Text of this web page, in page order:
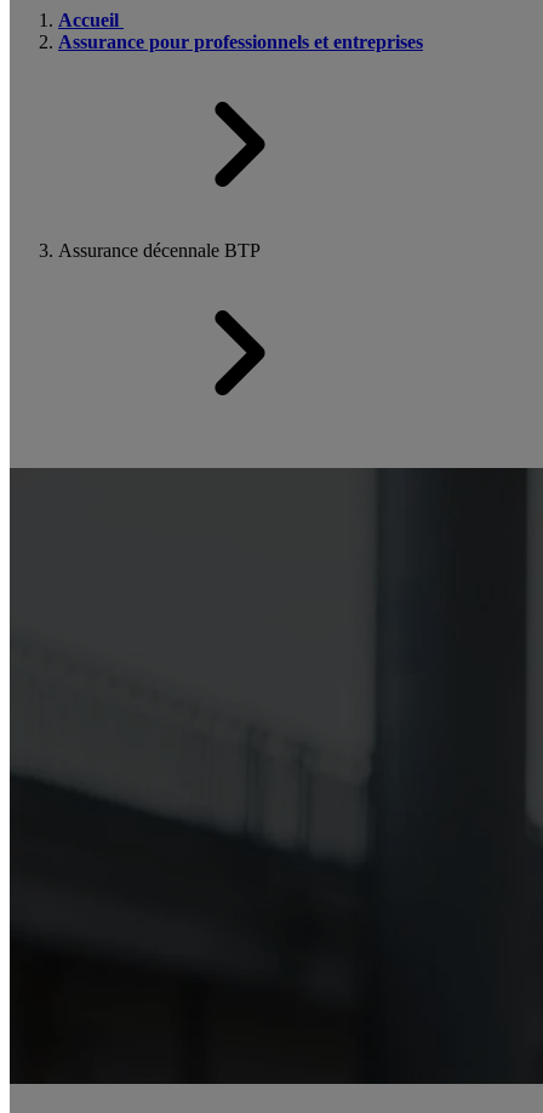
Accueil
Assurance pour professionnels et entreprises
Assurance décennale BTP